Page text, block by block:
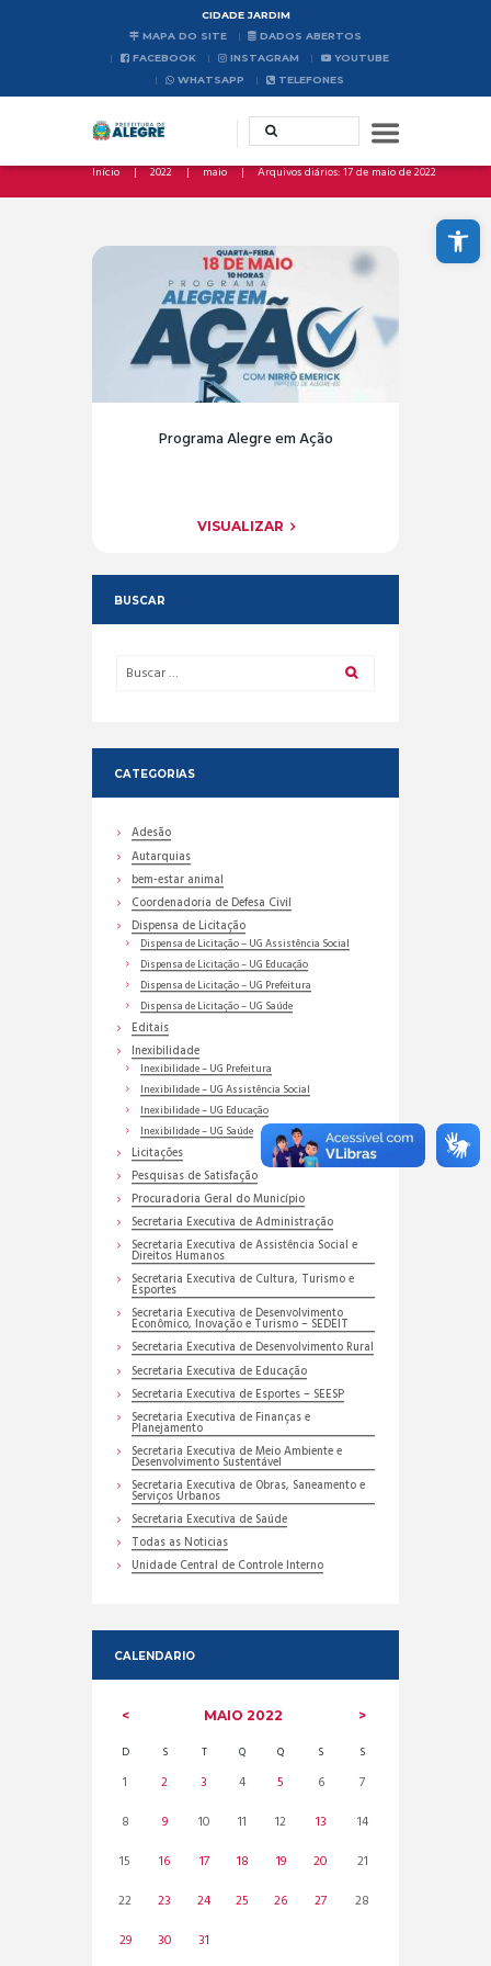
Abrir a barra de ferramentas
CIDADE JARDIM
MAPA DO SITE
DADOS ABERTOS
FACEBOOK
INSTAGRAM
YOUTUBE
WHATSAPP
TELEFONES
Início 2022 maio Arquivos diários: 17 de maio de 2022
Programa Alegre em Ação
VISUALIZAR
BUSCAR
CATEGORIAS
Adesão
Autarquias
bem-estar animal
Coordenadoria de Defesa Civil
Dispensa de Licitação
Dispensa de Licitação – UG Assistência Social
Dispensa de Licitação – UG Educação
Dispensa de Licitação – UG Prefeitura
Dispensa de Licitação – UG Saúde
Editais
Inexibilidade
Inexibilidade – UG Prefeitura
Inexibilidade – UG Assistência Social
Inexibilidade – UG Educação
Inexibilidade – UG Saúde
Licitações
Pesquisas de Satisfação
Procuradoria Geral do Município
Secretaria Executiva de Administração
Secretaria Executiva de Assistência Social e
Direitos Humanos
Secretaria Executiva de Cultura, Turismo e
Esportes
Secretaria Executiva de Desenvolvimento
Econômico, Inovação e Turismo – SEDEIT
Secretaria Executiva de Desenvolvimento Rural
Secretaria Executiva de Educação
Secretaria Executiva de Esportes – SEESP
Secretaria Executiva de Finanças e
Planejamento
Secretaria Executiva de Meio Ambiente e
Desenvolvimento Sustentável
Secretaria Executiva de Obras, Saneamento e
Serviços Urbanos
Secretaria Executiva de Saúde
Todas as Noticias
Unidade Central de Controle Interno
CALENDARIO
MAIO 2022
D S T Q Q S S
1 2 3 4 5 6
7
8
9 10 11 12 13
14
15
16 17 18 19 20
21
22
23 24 25 26 27
28
29
30 31